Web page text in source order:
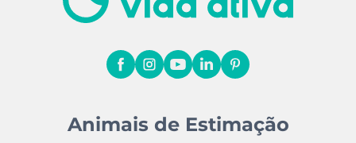
Animais de Estimação